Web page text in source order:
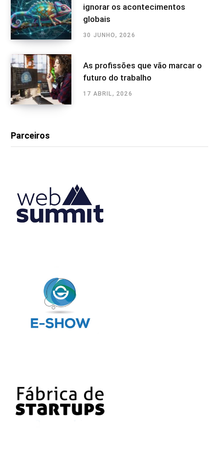
ignorar os acontecimentos
globais
30 JUNHO, 2026
As profissões que vão marcar o
futuro do trabalho
17 ABRIL, 2026
Parceiros